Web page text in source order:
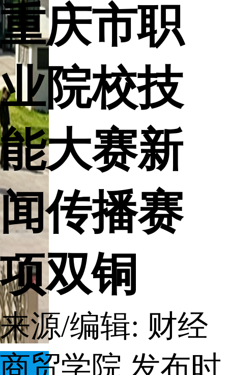
重庆市职
业院校技
能大赛新
闻传播赛
项双铜
来源/编辑: 财经
商贸学院 发布时